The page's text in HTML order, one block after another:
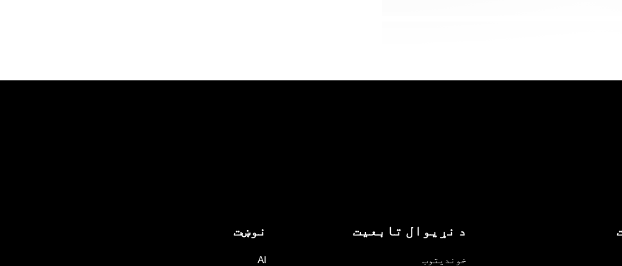
د نړیوال تابعیت
خوندیتوب
نوښت
AI